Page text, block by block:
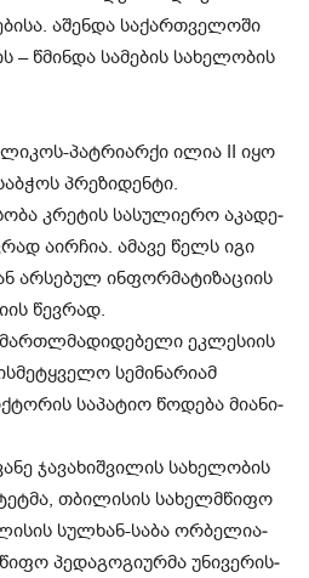
აშენ­და სა­ქარ­თვე­ლო­ში
– წმინ­და სა­მე­ბის სა­ხე­ლო­ბის
პატ­რი­არ­ქი ილია II იყო
პრე­ზი­დენ­ტი.
კრე­ტის სა­სუ­ლი­ე­რო აკა­დე­
აირ­ჩია. ამა­ვე წელს იგი
არ­სე­ბულ ინ­ფორ­მა­ტი­ზა­ცი­ის
წევ­რად.
მარ­თლმა­დი­დე­ბე­ლი ეკ­ლე­სი­ის
სე­მი­ნა­რი­ამ
სა­პა­ტიო წო­დე­ბა მი­ა­ნი­
ჯა­ვა­ხიშ­ვი­ლის სა­ხე­ლო­ბის
თბი­ლი­სის სა­ხელ­მწი­ფო
სულ­ხან-საბა ორ­ბე­ლი­ა­
პე­და­გო­გი­ურ­მა უნი­ვე­რის­